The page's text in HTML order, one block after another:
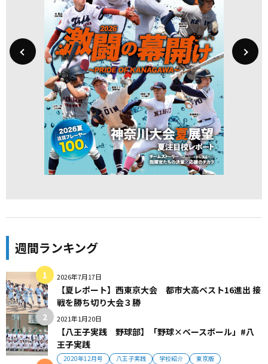
週間ランキング
2026年7月17日
【夏レポート】西東京大会 都市大高ベスト16進出 接
戦を勝ち切り大会３勝
2021年1月20日
【八王子実践 野球部】「野球×ベースボール」#八
王子実践
2020年12月号 八王子実践 学校紹介 東京版